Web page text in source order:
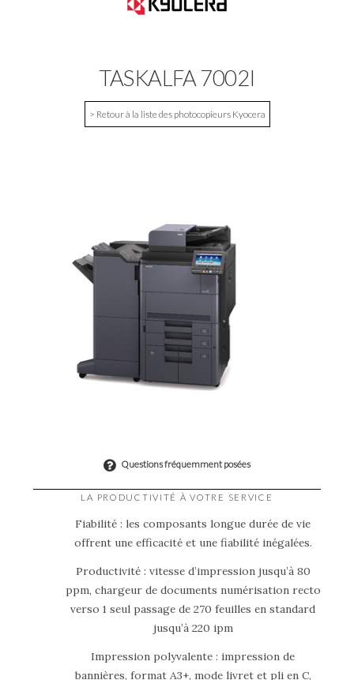
TASKALFA 7002I
> Retour à la liste des photocopieurs Kyocera
Questions fréquemment posées
LA PRODUCTIVITÉ À VOTRE SERVICE
Fiabilité : les composants longue durée de vie
offrent une efficacité et une fiabilité inégalées.
Productivité : vitesse d’impression jusqu’à 80
ppm, chargeur de documents numérisation recto
verso 1 seul passage de 270 feuilles en standard
jusqu’à 220 ipm
Impression polyvalente : impression de
bannières, format A3+, mode livret et pli en C,